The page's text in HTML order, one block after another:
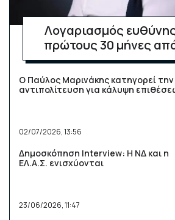
Λογαριασμός
πρώτους 30 μήνες
Χαρδαλιά
Ο Παύλος Μαρινάκης κατηγορεί την
αντιπολίτευση για κάλυψη
02/07/2026, 13:56
Δημοσκόπηση Interview: Η ΝΔ και η
ΕΛ.Α.Σ. ενισχύονται
23/06/2026, 11:47